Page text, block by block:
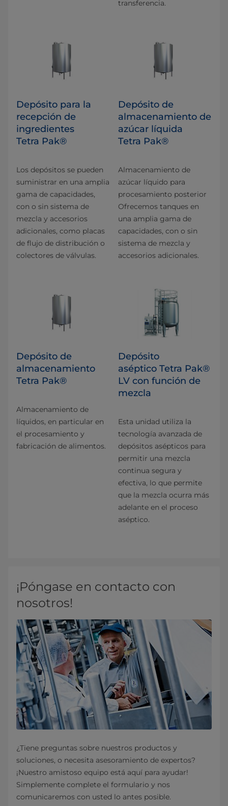
transferencia.
Depósito para la
recepción de
ingredientes
Tetra Pak®
Los depósitos se pueden
suministrar en una amplia
gama de capacidades,
con o sin sistema de
mezcla y accesorios
adicionales, como placas
de flujo de distribución o
colectores de válvulas.
Depósito de
almacenamiento de
azúcar líquida
Tetra Pak®
Almacenamiento de
azúcar líquido para
procesamiento posterior
Ofrecemos tanques en
una amplia gama de
capacidades, con o sin
sistema de mezcla y
accesorios adicionales.
Depósito de
almacenamiento
Tetra Pak®
Almacenamiento de
líquidos, en particular en
el procesamiento y
fabricación de alimentos.
Depósito
aséptico Tetra Pak®
LV con función de
mezcla
Esta unidad utiliza la
tecnología avanzada de
depósitos asépticos para
permitir una mezcla
continua segura y
efectiva, lo que permite
que la mezcla ocurra más
adelante en el proceso
aséptico.
¡Póngase en contacto con
nosotros!
¿Tiene preguntas sobre nuestros productos y
soluciones, o necesita asesoramiento de expertos?
¡Nuestro amistoso equipo está aquí para ayudar!
Simplemente complete el formulario y nos
comunicaremos con usted lo antes posible.